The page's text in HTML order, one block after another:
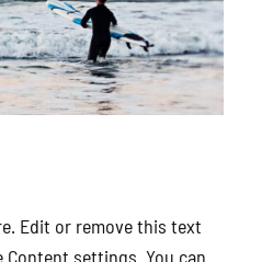
Edit or remove this text
settings. You can